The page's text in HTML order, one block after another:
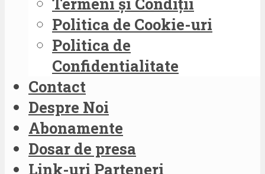
Politica de Cookie-uri
Politica de
Confidentialitate
Contact
Despre Noi
Abonamente
Dosar de presa
Link-uri Parteneri